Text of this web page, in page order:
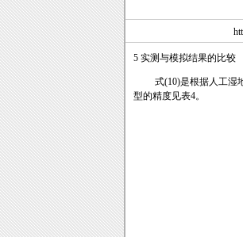
5 实测与模拟结果的比较
式(10)是根据人工湿地
型的精度见表4。